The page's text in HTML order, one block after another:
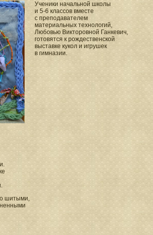
Ученики начальной школы
и 5-6 классов вместе
с преподавателем
материальных технологий,
Любовью Викторовной Ганкевич,
готовятся к рождественской
выставке кукол и игрушек
в гимназии.
шитыми,